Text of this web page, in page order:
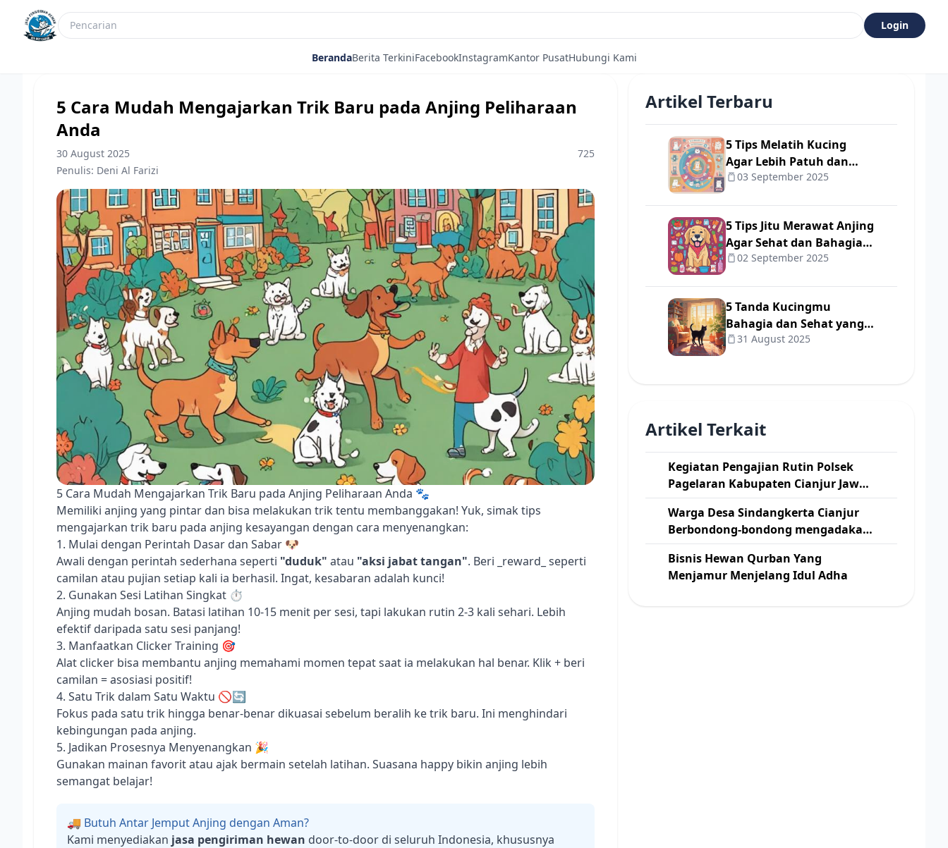
Login
BerandaBerita TerkiniFacebookInstagramKantor PusatHubungi Kami
5 Cara Mudah Mengajarkan Trik Baru pada Anjing Peliharaan
Anda
30 August 2025
725
Penulis: Deni Al Farizi
5 Cara Mudah Mengajarkan Trik Baru pada Anjing Peliharaan Anda 🐾
Memiliki anjing yang pintar dan bisa melakukan trik tentu membanggakan! Yuk, simak tips
mengajarkan trik baru pada anjing kesayangan dengan cara menyenangkan:
1. Mulai dengan Perintah Dasar dan Sabar 🐶
Awali dengan perintah sederhana seperti "duduk" atau "aksi jabat tangan". Beri _reward_ seperti
camilan atau pujian setiap kali ia berhasil. Ingat, kesabaran adalah kunci!
2. Gunakan Sesi Latihan Singkat ⏱️
Anjing mudah bosan. Batasi latihan 10-15 menit per sesi, tapi lakukan rutin 2-3 kali sehari. Lebih
efektif daripada satu sesi panjang!
3. Manfaatkan Clicker Training 🎯
Alat clicker bisa membantu anjing memahami momen tepat saat ia melakukan hal benar. Klik + beri
camilan = asosiasi positif!
4. Satu Trik dalam Satu Waktu 🚫🔄
Fokus pada satu trik hingga benar-benar dikuasai sebelum beralih ke trik baru. Ini menghindari
kebingungan pada anjing.
5. Jadikan Prosesnya Menyenangkan 🎉
Gunakan mainan favorit atau ajak bermain setelah latihan. Suasana happy bikin anjing lebih
semangat belajar!
🚚 Butuh Antar Jemput Anjing dengan Aman?
Kami menyediakan jasa pengiriman hewan door-to-door di seluruh Indonesia, khususnya
Artikel Terbaru
5 Tips Melatih Kucing
Agar Lebih Patuh dan
Cerdas 🐾✨
03 September 2025
5 Tips Jitu Merawat Anjing
Agar Sehat dan Bahagia
🐾❤️
02 September 2025
5 Tanda Kucingmu
Bahagia dan Sehat yang
Sering Diabaikan Pemilik
31 August 2025
Artikel Terkait
Kegiatan Pengajian Rutin Polsek
Pagelaran Kabupaten Cianjur Jawa
Barat
Warga Desa Sindangkerta Cianjur
Berbondong-bondong mengadakan
Kerja Bakti Pelebaran Jalan
Bisnis Hewan Qurban Yang
Menjamur Menjelang Idul Adha